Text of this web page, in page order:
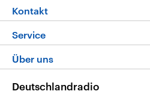
Die Nachrichten
Nachrichtenleicht
Neue Beiträge auf dlf.de
Livestream
Podcasts
Deutschlandfunk App
Nachrichten App
Kontakt
Hörerservice
Service
FAQ
Veranstaltungen
Über uns
Deutschlandradio